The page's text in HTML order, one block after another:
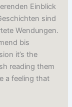
Einblick
sind
Wendungen.
bis
it’s the
reading them
a feeling that